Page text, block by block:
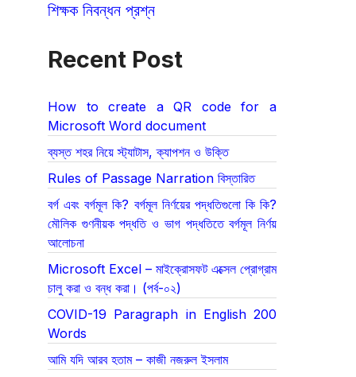
শিক্ষক নিবন্ধন প্রশ্ন
Recent Post
How to create a QR code for a
Microsoft Word document
ব্যস্ত শহর নিয়ে স্ট্যাটাস, ক্যাপশন ও উক্তি
Rules of Passage Narration বিস্তারিত
বর্গ এবং বর্গমূল কি? বর্গমূল নির্ণয়ের পদ্ধতিগুলো কি কি?
মৌলিক গুণনীয়ক পদ্ধতি ও ভাগ পদ্ধতিতে বর্গমূল নির্ণয়
আলোচনা
Microsoft Excel – মাইক্রোসফট এক্সেল প্রোগ্রাম
চালু করা ও বন্ধ করা। (পর্ব-০২)
COVID-19 Paragraph in English 200
Words
আমি যদি আরব হতাম – কাজী নজরুল ইসলাম